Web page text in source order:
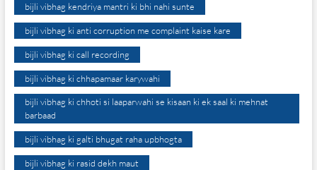
bijli vibhag kendriya mantri ki bhi nahi sunte
bijli vibhag ki anti corruption me complaint kaise kare
bijli vibhag ki call recording
bijli vibhag ki chhapamaar karywahi
bijli vibhag ki chhoti si laaparwahi se kisaan ki ek saal ki mehnat
barbaad
bijli vibhag ki galti bhugat raha upbhogta
bijli vibhag ki rasid dekh maut